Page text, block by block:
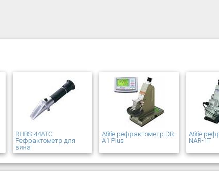
RHBS-44ATC
Рефрактометр для
вина
Аббе рефрактометр DR-
A1 Plus
Аббе
NAR-1T